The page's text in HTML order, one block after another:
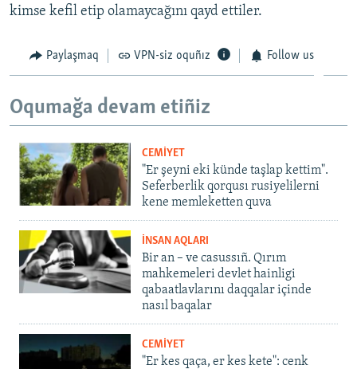
kimse kefil etip olamaycağını qayd ettiler.
Paylaşmaq VPN-siz oquñız Follow us
Oqumağa devam etiñiz
CEMİYET
"Er şeyni eki künde taşlap kettim".
Seferberlik qorqusı rusiyelilerni
kene memleketten quva
İNSAN AQLARI
Bir an – ve casussıñ. Qırım
mahkemeleri devlet hainligi
qabaatlavlarını daqqalar içinde
nasıl baqalar
CEMİYET
"Er kes qaça, er kes kete": cenk